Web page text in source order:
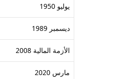
يوليو 1950
ديسمبر 1989
الأزمة المالية 2008
مارس 2020